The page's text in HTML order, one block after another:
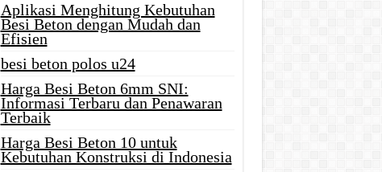
Aplikasi Menghitung Kebutuhan
Besi Beton dengan Mudah dan
Efisien
besi beton polos u24
Harga Besi Beton 6mm SNI:
Informasi Terbaru dan Penawaran
Terbaik
Harga Besi Beton 10 untuk
Kebutuhan Konstruksi di Indonesia